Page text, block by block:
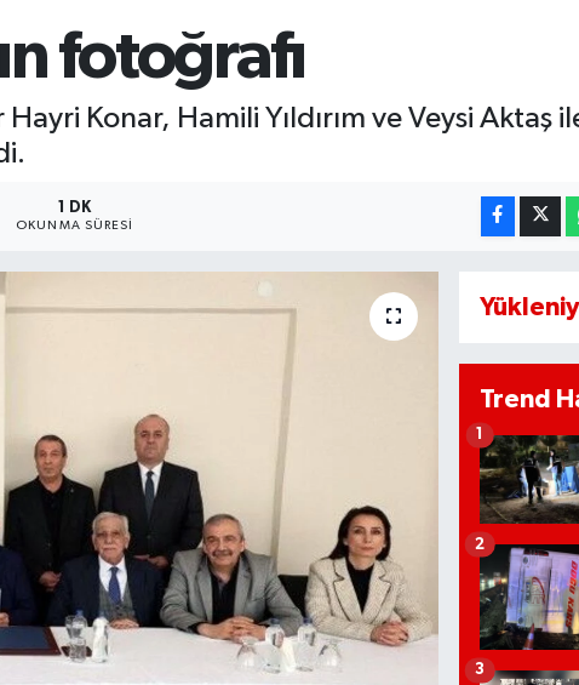
fotoğrafı
Konar, Hamili Yıldırım ve Veysi Aktaş
1 DK
OKUNMA SÜRESI
Trend
1
2
3